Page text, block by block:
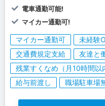
電車通勤可能!
マイカー通勤可!
マイカー通勤可 未経験
交通費規定支給
友達と
残業すくなめ（月10時間以
給与前渡し
職場駐車場